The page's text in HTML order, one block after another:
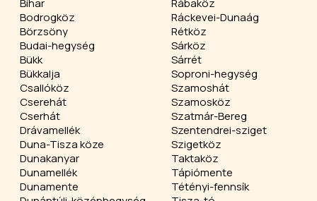
Bihar
Bodrogköz
Börzsöny
Budai-hegység
Bükk
Bükkalja
Csallóköz
Cserehát
Cserhát
Drávamellék
Duna-Tisza köze
Dunakanyar
Dunamellék
Dunamente
Rábaköz
Ráckevei-Dunaág
Rétköz
Sárköz
Sárrét
Soproni-hegység
Szamoshát
Szamosköz
Szatmár-Bereg
Szentendrei-sziget
Szigetköz
Taktaköz
Tápiómente
Tétényi-fennsík